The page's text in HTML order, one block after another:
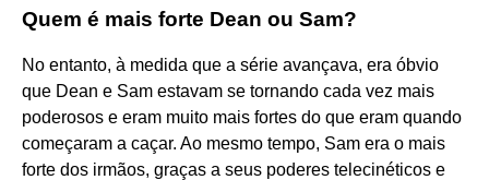
Quem é mais forte Dean ou Sam?
No entanto, à medida que a série avançava, era óbvio
que Dean e Sam estavam se tornando cada vez mais
poderosos e eram muito mais fortes do que eram quando
começaram a caçar. Ao mesmo tempo, Sam era o mais
forte dos irmãos, graças a seus poderes telecinéticos e